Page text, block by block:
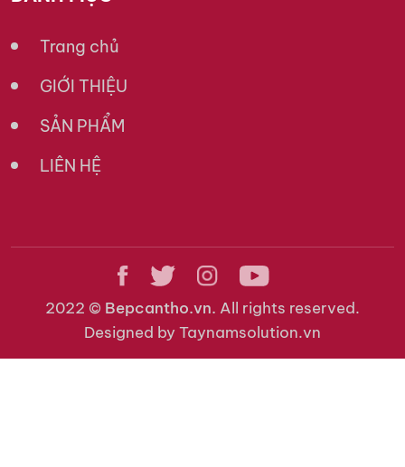
Trang chủ
GIỚI THIỆU
SẢN PHẨM
LIÊN HỆ
2022 © Bepcantho.vn. All rights reserved.
Designed by Taynamsolution.vn